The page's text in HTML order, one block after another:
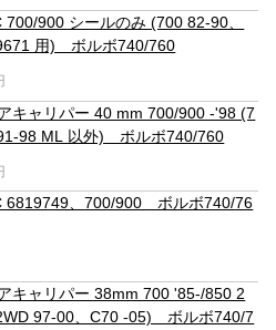
900 シールのみ (700 82-90、
用) ボルボ740/760
キャリパー 40 mm 700/900 -'98 (7
98 ML 以外) ボルボ740/760
6819749、700/900 ボルボ740/76
キャリパー 38mm 700 '85-/850 2
97-00、C70 -05) ボルボ740/7